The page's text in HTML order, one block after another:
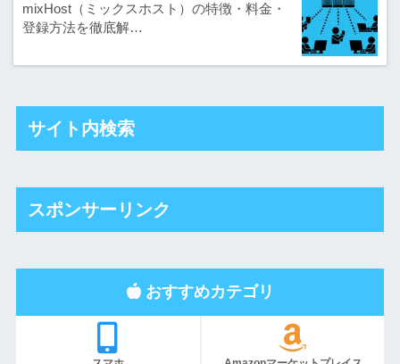
mixHost（ミックスホスト）の特徴・料金・
登録方法を徹底解…
サイト内検索
スポンサーリンク
おすすめカテゴリ